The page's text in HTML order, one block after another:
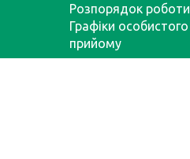
Розпорядок роботи
Графіки особистого
прийому